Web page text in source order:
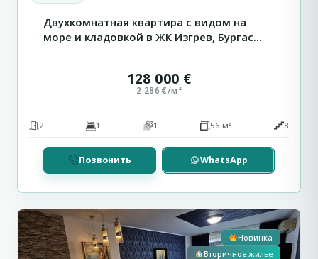
Двухкомнатная квартира с видом на
море и кладовкой в ЖК Изгрев, Бургас...
128 000 €
2 286 €/м²
2 1 1 56 м2 8
Позвонить WhatsApp
Берег
Новинка
Вторичное жилье